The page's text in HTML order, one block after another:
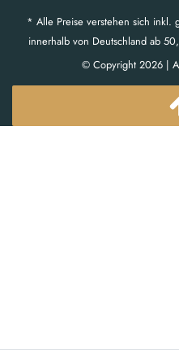
* Alle Preise verstehen sich inkl.
innerhalb von Deutschland ab
© Copyright 2026 |